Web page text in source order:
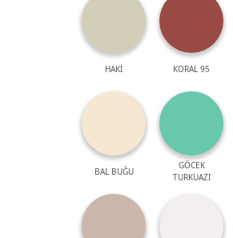
HAKİ KORAL 95
BAL BUĞU
GÖCEK
TURKUAZI